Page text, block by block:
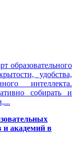
образовательного
удобства,
интеллекта.
собирать и
и академий в